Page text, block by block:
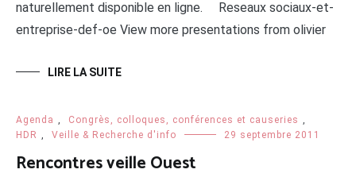
naturellement disponible en ligne. Reseaux sociaux-et-
entreprise-def-oe View more presentations from olivier
LIRE LA SUITE
Agenda Congrès, colloques, conférences et causeries
HDR
Veille & Recherche d'info 29 septembre 2011
Rencontres veille Ouest